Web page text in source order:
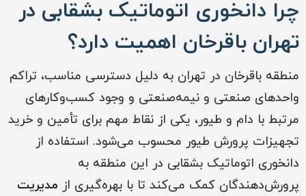
چرا دانخوری اتوماتیک بشقابی در
تهران باقرخان اهمیت دارد؟
منطقه باقرخان در تهران به دلیل دسترسی مناسب، تراکم
واحدهای صنعتی و نیمه‌صنعتی و وجود کسب‌وکارهای
مرتبط با دام و طیور، یکی از نقاط مهم برای تأمین و خرید
تجهیزات پرورش طیور محسوب می‌شود. استفاده از
دانخوری اتوماتیک بشقابی در این منطقه به
پرورش‌دهندگان کمک می‌کند تا با بهره‌گیری از مدیریت